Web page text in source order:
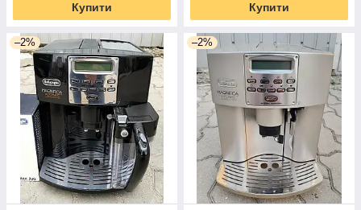
Купити Купити
–2% –2%